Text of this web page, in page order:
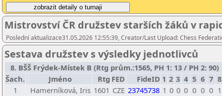
Mistrovství ČR družstev starších žáků v
Poslední aktualizace31.05.2026 12:55:39, Creator/Last Upload: Chess
Sestava družstev s výsledky jednotlivců
8. BŠŠ Frýdek-Místek B (Rtg prům.:1565, PH 1: 13 / PH 2: 90)
Šach.
Jméno Rtg FED FideID 1 2 3 4 5 6 7 8
1
Hamerníková, Iris 1601 CZE 23745738 1 0 0 0 0 0 0 1